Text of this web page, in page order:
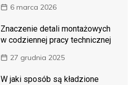
6 marca 2026
Znaczenie detali montażowych
w codziennej pracy technicznej
27 grudnia 2025
W jaki sposób są kładzione